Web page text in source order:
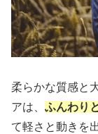
柔らかな質感と
アは、 ふんわり
て軽さと動きを